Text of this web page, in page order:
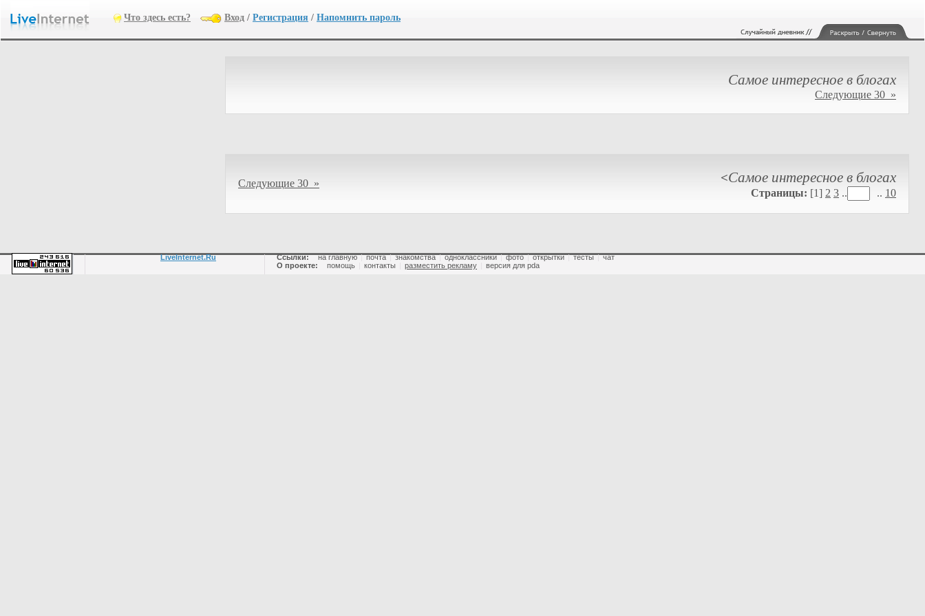
Что здесь есть? Вход / Регистрация / Напомнить пароль
Самое интересное в блогах
Следующие 30 »
Следующие 30 » <Самое интересное в блогах
Страницы: [1] 2 3 .. .. 10
LiveInternet.Ru Ссылки: на главную | почта | знакомства | одноклассники | фото | открытки | тесты | чат
О проекте:
помощь контакты разместить рекламу версия для pda